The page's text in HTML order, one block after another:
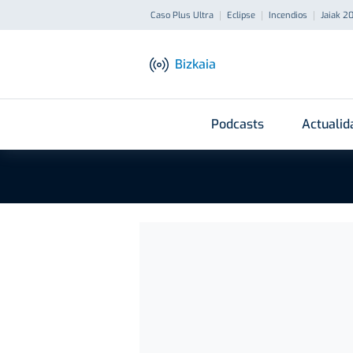
Caso Plus Ultra Eclipse Incendios Jaiak
Bizkaia
Podcasts